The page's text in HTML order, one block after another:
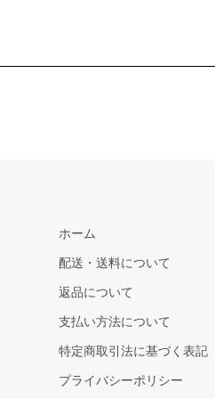
ホーム
配送・送料について
返品について
支払い方法について
特定商取引法に基づく表記
プライバシーポリシー